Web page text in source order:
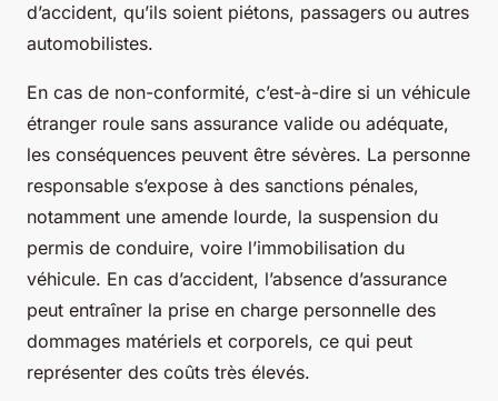
d’accident, qu’ils soient piétons, passagers ou autres
automobilistes.
En cas de non-conformité, c’est-à-dire si un véhicule
étranger roule sans assurance valide ou adéquate,
les conséquences peuvent être sévères. La personne
responsable s’expose à des sanctions pénales,
notamment une amende lourde, la suspension du
permis de conduire, voire l’immobilisation du
véhicule. En cas d’accident, l’absence d’assurance
peut entraîner la prise en charge personnelle des
dommages matériels et corporels, ce qui peut
représenter des coûts très élevés.